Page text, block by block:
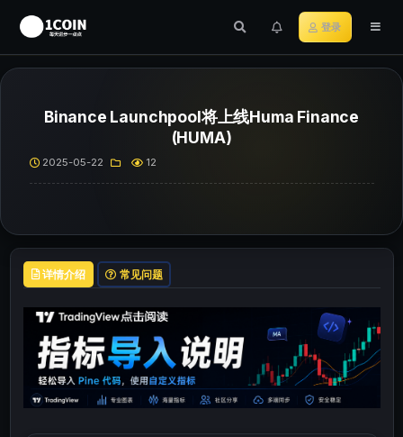
登录
Binance Launchpool将上线Huma Finance
(HUMA)
2025-05-22 12
详情介绍 常见问题